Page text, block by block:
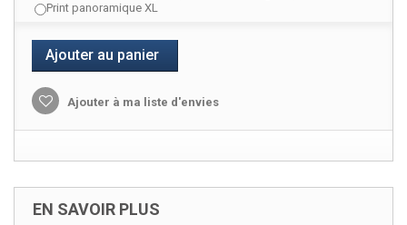
Print panoramique XL
Ajouter au panier
Ajouter à ma liste d'envies
EN SAVOIR PLUS